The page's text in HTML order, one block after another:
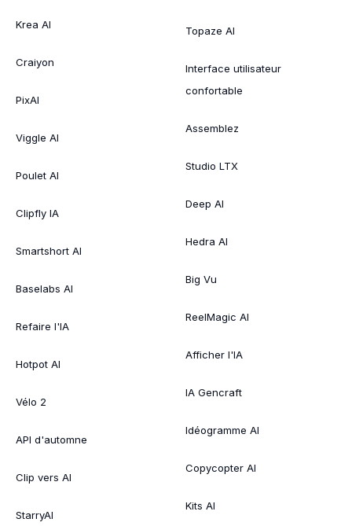
Krea AI
Craiyon
PixAI
Viggle AI
Poulet AI
Clipfly IA
Smartshort AI
Baselabs AI
Refaire l'IA
Hotpot AI
Vélo 2
API d'automne
Clip vers AI
StarryAI
Topaze AI
Interface utilisateur
confortable
Assemblez
Studio LTX
Deep AI
Hedra AI
Big Vu
ReelMagic AI
Afficher l'IA
IA Gencraft
Idéogramme AI
Copycopter AI
Kits AI